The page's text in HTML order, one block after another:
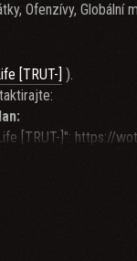
Ofenzívy, Globální
[TRUT-] ).
[TRUT-]": https://